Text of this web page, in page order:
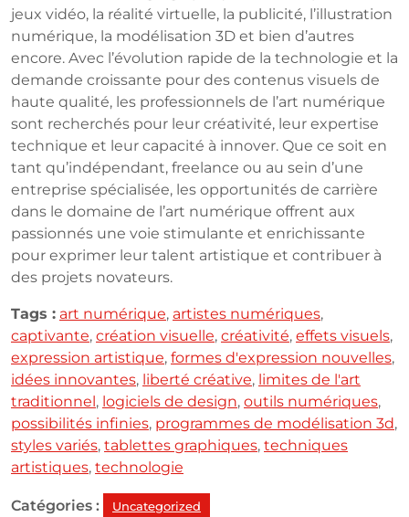
jeux vidéo, la réalité virtuelle, la publicité, l’illustration
numérique, la modélisation 3D et bien d’autres
encore. Avec l’évolution rapide de la technologie et la
demande croissante pour des contenus visuels de
haute qualité, les professionnels de l’art numérique
sont recherchés pour leur créativité, leur expertise
technique et leur capacité à innover. Que ce soit en
tant qu’indépendant, freelance ou au sein d’une
entreprise spécialisée, les opportunités de carrière
dans le domaine de l’art numérique offrent aux
passionnés une voie stimulante et enrichissante
pour exprimer leur talent artistique et contribuer à
des projets novateurs.
Tags : art numérique, artistes numériques,
captivante, création visuelle, créativité, effets visuels,
expression artistique, formes d'expression nouvelles,
idées innovantes, liberté créative, limites de l'art
traditionnel, logiciels de design, outils numériques,
possibilités infinies, programmes de modélisation 3d,
styles variés, tablettes graphiques, techniques
artistiques, technologie
Catégories : Uncategorized